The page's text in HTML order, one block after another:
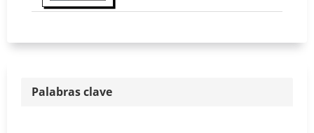
Palabras clave